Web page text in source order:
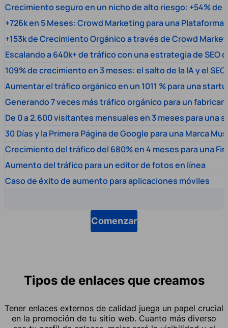
Crecimiento seguro en un nicho de alto riesgo: +54% de
+726k en 5 Meses: Crowd Marketing para una
+153k de Crecimiento Orgánico a través de Crowd
Escalando a 640k+ de tráfico con una estrategia de SEO
109% de crecimiento en 3 meses: el salto de la IA y el SEO
Aumentar el tráfico orgánico en un 1011 % para una
Generando 7 veces más tráfico orgánico para un
De 0 a 2.600 visitantes mensuales en 3 meses para una
30 Días y la Primera Página de Google para una Marca
Crecimiento del tráfico del 680% en 4 meses para una
Aumento del tráfico para un editor de fotos en línea
Caso de éxito de aumento para aplicaciones móviles
Comenzar
Tipos de enlaces que creamos
Tener enlaces externos de calidad juega un papel crucial
en la promoción de tu sitio web. Cuanto más diverso